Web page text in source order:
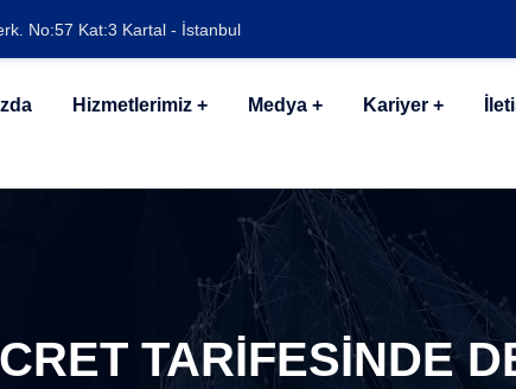
No:57 Kat:3 Kartal - İstanbul
Hizmetlerimiz Medya Kariyer
TARİFESİNDE